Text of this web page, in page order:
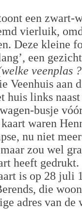
een zwart-
vierluik,
Deze kleine
een
veenplas
Veenhuis aan
huis links
busje
waren
nu niet
zou wel
heeft gedrukt.
is op 28 juli
die
adres van